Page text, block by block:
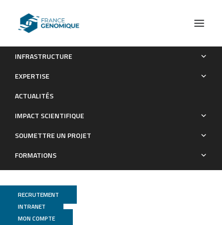
INFRASTRUCTURE
EXPERTISE
ACTUALITÉS
IMPACT SCIENTIFIQUE
SOUMETTRE UN PROJET
FORMATIONS
RECRUTEMENT
INTRANET
MON COMPTE
Archives : Publications